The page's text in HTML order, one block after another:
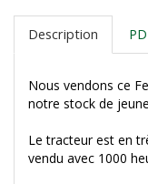
Description
Nous vendons ce
notre stock de
Le tracteur est en
vendu avec 1000